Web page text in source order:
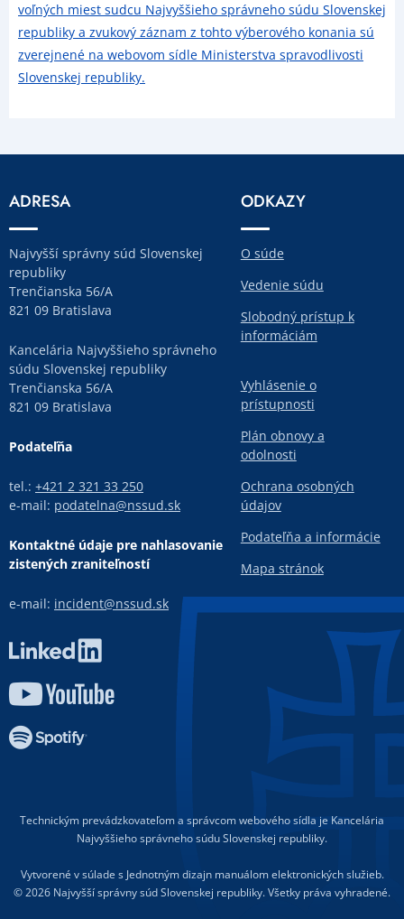
voľných miest sudcu Najvyššieho správneho súdu Slovenskej
republiky a zvukový záznam z tohto výberového konania sú
zverejnené na webovom sídle Ministerstva spravodlivosti
Slovenskej republiky.
ADRESA
Najvyšší správny súd Slovenskej
republiky
Trenčianska 56/A
821 09 Bratislava
Kancelária Najvyššieho správneho
súdu Slovenskej republiky
Trenčianska 56/A
821 09 Bratislava
Podateľňa
tel.: +421 2 321 33 250
e-mail: podatelna@nssud.sk
Kontaktné údaje pre nahlasovanie
zistených zraniteľností
e-mail: incident@nssud.sk
ODKAZY
O súde
Vedenie súdu
Slobodný prístup k
informáciám
Vyhlásenie o
prístupnosti
Plán obnovy a
odolnosti
Ochrana osobných
údajov
Podateľňa a informácie
Mapa stránok
Technickým prevádzkovateľom a správcom webového sídla je Kancelária
Najvyššieho správneho súdu Slovenskej republiky.
Vytvorené v súlade s Jednotným dizajn manuálom elektronických služieb.
© 2026 Najvyšší správny súd Slovenskej republiky. Všetky práva vyhradené.